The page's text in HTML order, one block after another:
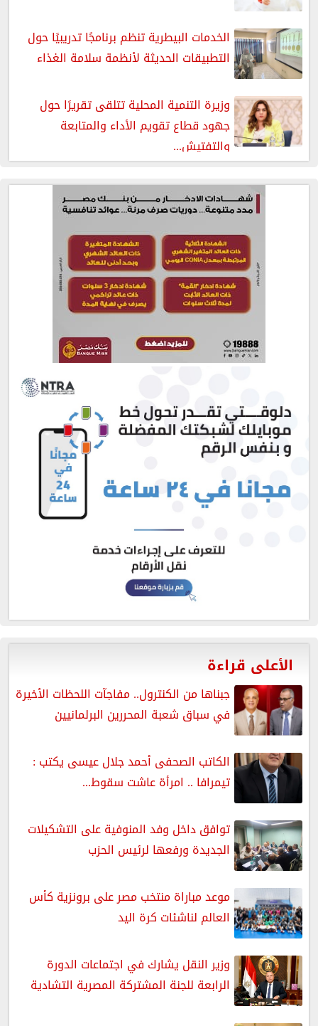
الخدمات البيطرية تنظم برنامجًا تدريبيًا حول
التطبيقات الحديثة لأنظمة سلامة الغذاء
وزيرة التنمية المحلية تتلقى تقريرًا حول
جهود قطاع تقويم الأداء والمتابعة
والتفتيش...
الأعلى قراءة
جبناها من الكنترول.. مفاجآت اللحظات الأخيرة
في سباق شعبة المحررين البرلمانيين
الكاتب الصحفى أحمد جلال عيسى يكتب :
تيمرافا .. امرأة عاشت سقوط...
توافق داخل وفد المنوفية على التشكيلات
الجديدة ورفعها لرئيس الحزب
موعد مباراة منتخب مصر على برونزية كأس
العالم لناشئات كرة اليد
وزير النقل يشارك في اجتماعات الدورة
الرابعة للجنة المشتركة المصرية التشادية